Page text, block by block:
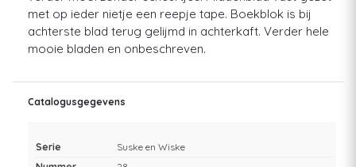
met op ieder nietje een reepje tape. Boekblok is bij
achterste blad terug gelijmd in achterkaft. Verder hele
mooie bladen en onbeschreven.
Catalogusgegevens
Serie
Suske en Wiske